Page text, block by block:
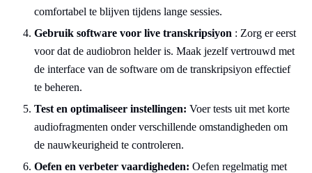
comfortabel te blijven tijdens lange sessies.
Gebruik software voor live transkripsiyon : Zorg er eerst
voor dat de audiobron helder is. Maak jezelf vertrouwd met
de interface van de software om de transkripsiyon effectief
te beheren.
Test en optimaliseer instellingen: Voer tests uit met korte
audiofragmenten onder verschillende omstandigheden om
de nauwkeurigheid te controleren.
Oefen en verbeter vaardigheden: Oefen regelmatig met